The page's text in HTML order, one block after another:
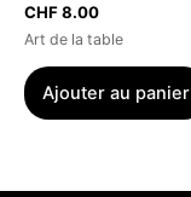
CHF8.00
Art de la table
Ajouter au panier